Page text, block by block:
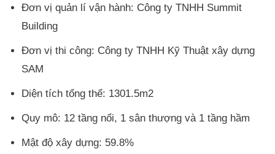
Đơn vị quản lí vận hành: Công ty TNHH Summit
Building
Đơn vị thi công: Công ty TNHH Kỹ Thuật xây dựng
SAM
Diện tích tổng thể: 1301.5m2
Quy mô: 12 tầng nổi, 1 sân thượng và 1 tầng hầm
Mật độ xây dựng: 59.8%